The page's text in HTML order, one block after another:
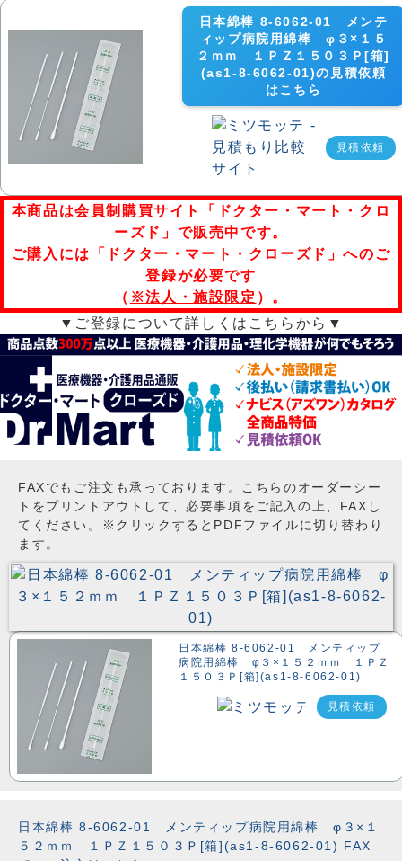
日本綿棒 8-6062-01 メンテ
ィップ病院用綿棒 φ３×１５
２ｍｍ １ＰＺ１５０３Ｐ[箱]
(as1-8-6062-01)の見積依頼
はこちら
見積依頼
本商品は会員制購買サイト「ドクター・マート・クロ
ーズド」で販売中です。
ご購入には「ドクター・マート・クローズド」へのご
登録が必要です
（ ※法人・施設限定 ）。
▼ご登録について詳しくはこちらから▼
FAXでもご注文も承っております。こちらのオーダーシー
トをプリントアウトして、必要事項をご記入の上、FAXし
てください。※クリックするとPDFファイルに切り替わり
ます。
日本綿棒 8-6062-01 メンティップ
病院用綿棒 φ３×１５２ｍｍ １ＰＺ
１５０３Ｐ[箱](as1-8-6062-01)
見積依頼
日本綿棒 8-6062-01 メンティップ病院用綿棒 φ３×１
５２ｍｍ １ＰＺ１５０３Ｐ[箱](as1-8-6062-01) FAX